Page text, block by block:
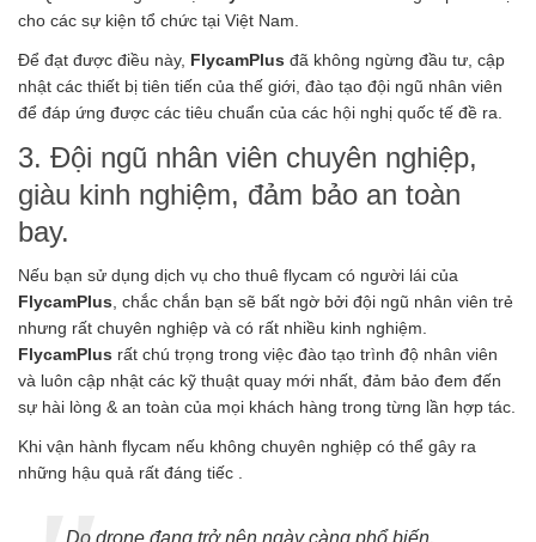
cho các sự kiện tổ chức tại Việt Nam.
Để đạt được điều này, FlycamPlus đã không ngừng đầu tư, cập
nhật các thiết bị tiên tiến của thế giới, đào tạo đội ngũ nhân viên
để đáp ứng được các tiêu chuẩn của các hội nghị quốc tế đề ra.
3. Đội ngũ nhân viên chuyên nghiệp,
giàu kinh nghiệm, đảm bảo an toàn
bay.
Nếu bạn sử dụng dịch vụ cho thuê flycam có người lái của
FlycamPlus , chắc chắn bạn sẽ bất ngờ bởi đội ngũ nhân viên trẻ
nhưng rất chuyên nghiệp và có rất nhiều kinh nghiệm.
FlycamPlus rất chú trọng trong việc đào tạo trình độ nhân viên
và luôn cập nhật các kỹ thuật quay mới nhất, đảm bảo đem đến
sự hài lòng & an toàn của mọi khách hàng trong từng lần hợp tác.
Khi vận hành flycam nếu không chuyên nghiệp có thể gây ra
những hậu quả rất đáng tiếc .
Do drone đang trở nên ngày càng phổ biến,